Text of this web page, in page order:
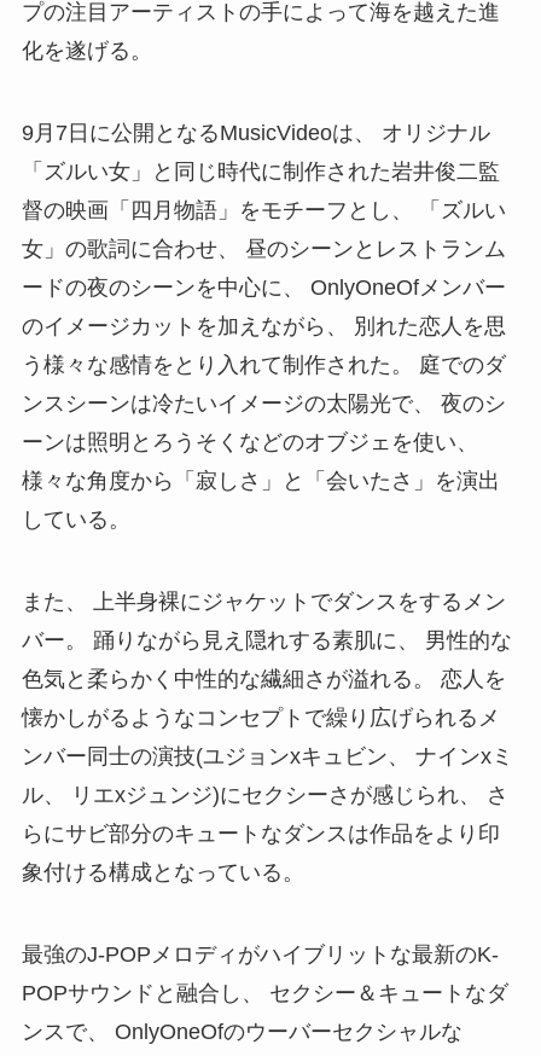
プの注目アーティストの手によって海を越えた進
化を遂げる。
9月7日に公開となるMusicVideoは、 オリジナル
「ズルい女」と同じ時代に制作された岩井俊二監
督の映画「四月物語」をモチーフとし、 「ズルい
女」の歌詞に合わせ、 昼のシーンとレストランム
ードの夜のシーンを中心に、 OnlyOneOfメンバー
のイメージカットを加えながら、 別れた恋人を思
う様々な感情をとり入れて制作された。 庭でのダ
ンスシーンは冷たいイメージの太陽光で、 夜のシ
ーンは照明とろうそくなどのオブジェを使い、
様々な角度から「寂しさ」と「会いたさ」を演出
している。
また、 上半身裸にジャケットでダンスをするメン
バー。 踊りながら見え隠れする素肌に、 男性的な
色気と柔らかく中性的な繊細さが溢れる。 恋人を
懐かしがるようなコンセプトで繰り広げられるメ
ンバー同士の演技(ユジョンxキュビン、 ナインxミ
ル、 リエxジュンジ)にセクシーさが感じられ、 さ
らにサビ部分のキュートなダンスは作品をより印
象付ける構成となっている。
最強のJ-POPメロディがハイブリットな最新のK-
POPサウンドと融合し、 セクシー＆キュートなダ
ンスで、 OnlyOneOfのウーバーセクシャルな